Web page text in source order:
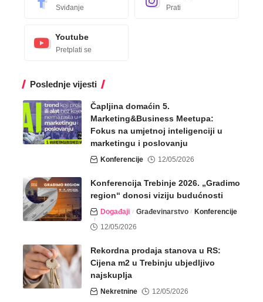
Sviđanje Prati
Youtube
Pretplati se
Poslednje vijesti
Čapljina domaćin 5.
Marketing&Business Meetupa:
Fokus na umjetnoj inteligenciji u
marketingu i poslovanju
Konferencije 12/05/2026
Konferencija Trebinje 2026. „Gradimo
region“ donosi viziju budućnosti
Događaji Građevinarstvo
Konferencije
12/05/2026
Rekordna prodaja stanova u RS:
Cijena m2 u Trebinju ubjedljivo
najskuplja
Nekretnine 12/05/2026